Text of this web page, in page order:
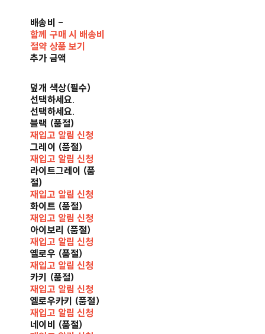
배송비 -
함께 구매 시 배송비
절약 상품 보기
추가 금액
덮개 색상(필수)
선택하세요.
선택하세요.
블랙 (품절)
재입고 알림 신청
그레이 (품절)
재입고 알림 신청
라이트그레이 (품
절)
재입고 알림 신청
화이트 (품절)
재입고 알림 신청
아이보리 (품절)
재입고 알림 신청
옐로우 (품절)
재입고 알림 신청
카키 (품절)
재입고 알림 신청
옐로우카키 (품절)
재입고 알림 신청
네이비 (품절)